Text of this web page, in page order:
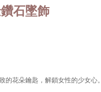
石墜飾
花朵鑰匙，解鎖女性的少女心。